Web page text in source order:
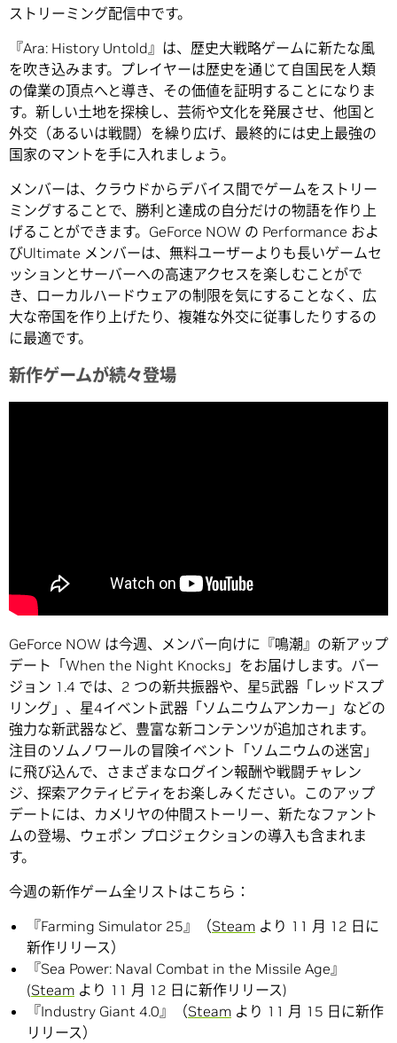
ストリーミング配信中です。
『Ara: History Untold』は、歴史大戦略ゲームに新たな風
を吹き込みます。プレイヤーは歴史を通じて自国民を人類
の偉業の頂点へと導き、その価値を証明することになりま
す。新しい土地を探検し、芸術や文化を発展させ、他国と
外交（あるいは戦闘）を繰り広げ、最終的には史上最強の
国家のマントを手に入れましょう。
メンバーは、クラウドからデバイス間でゲームをストリー
ミングすることで、勝利と達成の自分だけの物語を作り上
げることができます。GeForce NOW の Performance およ
びUltimate メンバーは、無料ユーザーよりも長いゲームセ
ッションとサーバーへの高速アクセスを楽しむことがで
き、ローカルハードウェアの制限を気にすることなく、広
大な帝国を作り上げたり、複雑な外交に従事したりするの
に最適です。
新作ゲームが続々登場
GeForce NOW は今週、メンバー向けに『鳴潮』の新アップ
デート「When the Night Knocks」をお届けします。バー
ジョン 1.4 では、2 つの新共振器や、星5武器「レッドスプ
リング」、星4イベント武器「ソムニウムアンカー」などの
強力な新武器など、豊富な新コンテンツが追加されます。
注目のソムノワールの冒険イベント「ソムニウムの迷宮」
に飛び込んで、さまざまなログイン報酬や戦闘チャレン
ジ、探索アクティビティをお楽しみください。このアップ
デートには、カメリヤの仲間ストーリー、新たなファント
ムの登場、ウェポン プロジェクションの導入も含まれま
す。
今週の新作ゲーム全リストはこちら：
『Farming Simulator 25』（Steam より 11 月 12 日に
新作リリース）
『Sea Power: Naval Combat in the Missile Age』
(Steam より 11 月 12 日に新作リリース)
『Industry Giant 4.0』（Steam より 11 月 15 日に新作
リリース）